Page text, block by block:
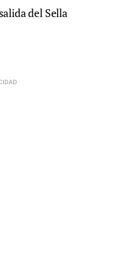
del Sella